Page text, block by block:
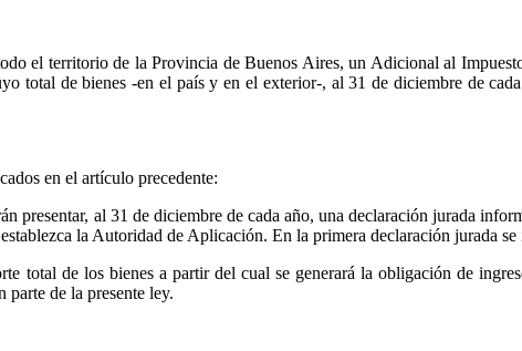
el territorio de la Provincia de Buenos Aires, un Adicional al
total de bienes -en el país y en el exterior-, al 31 de diciembre de
en el artículo precedente:
presentar, al 31 de diciembre de cada año, una declaración jurada
la Autoridad de Aplicación. En la primera declaración jurada
total de los bienes a partir del cual se generará la obligación de
de la presente ley.